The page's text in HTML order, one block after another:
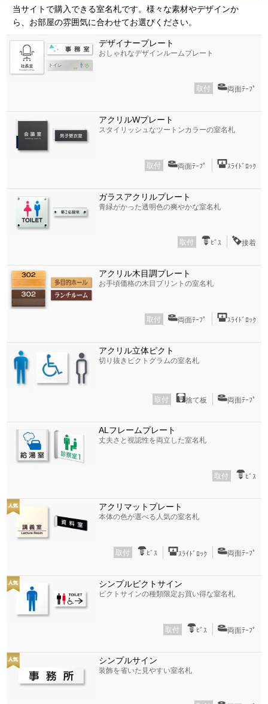
当サイトで購入できる室名札です。様々な素材やデザインか
ら、お部屋の雰囲気に合わせてお選びください。
デザイナープレート
おしゃれなデザインルームプレート
取付 両面ﾃｰﾌﾟ
アクリルWプレート
スタイリッシュなツートンカラーの室名札
取付 両面ﾃｰﾌﾟ ｽﾗｲﾄﾞﾛｯｸ
ガラスアクリルプレート
青緑がかった透明色の爽やかな室名札
取付 ﾋﾞｽ 接着
アクリル木目調プレート
お手頃価格の木目プリントの室名札
取付 両面ﾃｰﾌﾟ ｽﾗｲﾄﾞﾛｯｸ
アクリル立体ピクト
切り抜きピクトグラムの室名札
取付 捨て板 両面ﾃｰﾌﾟ
ALフレームプレート
丈夫さと視認性を両立した室名札
取付 ﾋﾞｽ
アクリマットプレート
本体の色が選べる人気の室名札
取付 ﾋﾞｽ ｽﾗｲﾄﾞﾛｯｸ 両面ﾃｰﾌﾟ
シンプルピクトサイン
ピクトサインの種類限定お買い得な室名札
取付 ﾋﾞｽ 両面ﾃｰﾌﾟ
シンプルサイン
装飾を省いた見やすい室名札